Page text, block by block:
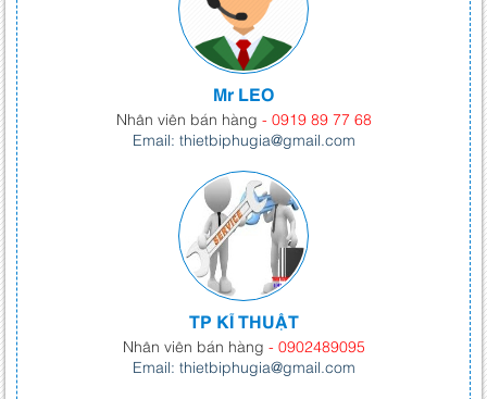
Mr LEO
Nhân viên bán hàng - 0919 89 77 68
Email: thietbiphugia@gmail.com
TP KĨ THUẬT
Nhân viên bán hàng - 0902489095
Email: thietbiphugia@gmail.com